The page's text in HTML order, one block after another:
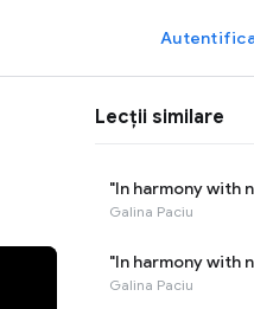
Lecții similare
"In harmony with
Galina Paciu
"In harmony with
Galina Paciu